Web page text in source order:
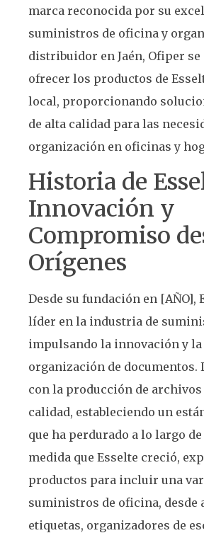
marca reconocida por su
suministros de oficina y
distribuidor en Jaén, Ofiper
ofrecer los productos de
local, proporcionando
de alta calidad para las
organización en oficinas y
Historia de
Innovación y
Compromiso
Orígenes
Desde su fundación en [AÑO],
líder en la industria de
impulsando la innovación y
organización de documentos.
con la producción de archivos
calidad, estableciendo un
que ha perdurado a lo largo
medida que Esselte creció,
productos para incluir una
suministros de oficina, desde
etiquetas, organizadores de